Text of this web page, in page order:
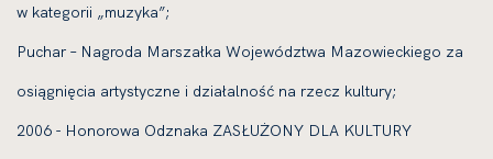
w kategorii „muzyka”;
Puchar – Nagroda Marszałka Województwa Mazowieckiego za
osiągnięcia artystyczne i działalność na rzecz kultury;
2006 - Honorowa Odznaka ZASŁUŻONY DLA KULTURY